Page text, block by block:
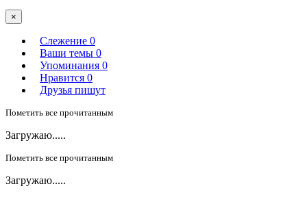
×
Слежение 0
Ваши темы 0
Упоминания 0
Нравится 0
Друзья пишут
Пометить все прочитанным
Загружаю.....
Пометить все прочитанным
Загружаю.....